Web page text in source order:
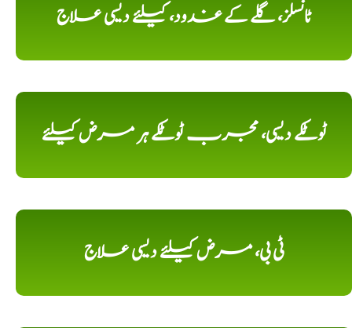
ٹانسلز، گلے کے غدود، کیلئے دیسی علاج
ٹوٹکے دیسی، مجرب ٹوٹکے ہر مرض کیلئے
ٹی بی، مرض کیلئے دیسی علاج